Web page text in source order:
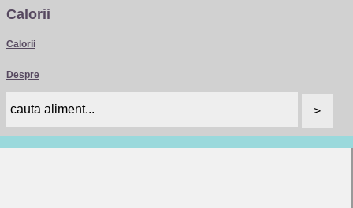
Calorii
Calorii
Despre